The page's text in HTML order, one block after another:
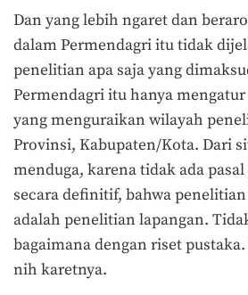
Dan yang lebih ngaret dan
dalam Permendagri itu tidak
penelitian apa saja yang
Permendagri itu hanya
yang menguraikan wilayah
Provinsi, Kabupaten/Kota. Dari
menduga, karena tidak ada
secara definitif, bahwa
adalah penelitian lapangan.
bagaimana dengan riset
nih karetnya.